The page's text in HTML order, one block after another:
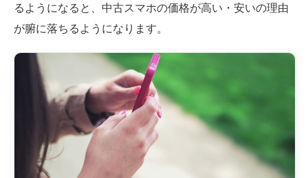
るようになると、中古スマホの価格が高い・安いの理由
が腑に落ちるようになります。